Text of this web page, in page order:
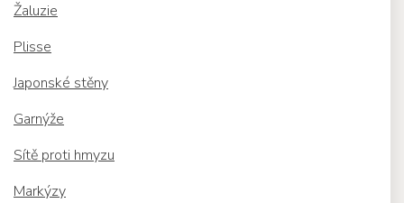
Žaluzie
Plisse
Japonské stěny
Garnýže
Sítě proti hmyzu
Markýzy